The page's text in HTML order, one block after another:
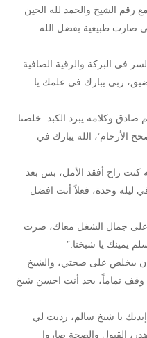
رقم الشيخ والحمد لله الحين
صارت طبيعية بفضل الله
في البركة والرقية الصافية.
ربي يبارك في علمك يا
وكلامه يبرد الكبد. خلصنا
الأرحام’، الله يبارك في
كنت راح أفقد الأمل، بس بعد
ليلة وحدة، فعلاً أنت افضل
على جمال الشغل معاك، صرت
يمينك يا شيخنا.”
بيخلص على صحتي، والشيخ
وقف تماماً، بجد أنت احسن شيخ
يا شيخ سالم، رديت لي
القبول والصحة صاروا